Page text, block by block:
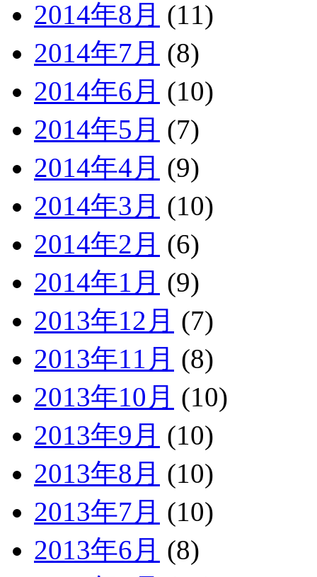
2014年8月 (11)
2014年7月 (8)
2014年6月 (10)
2014年5月 (7)
2014年4月 (9)
2014年3月 (10)
2014年2月 (6)
2014年1月 (9)
2013年12月 (7)
2013年11月 (8)
2013年10月 (10)
2013年9月 (10)
2013年8月 (10)
2013年7月 (10)
2013年6月 (8)